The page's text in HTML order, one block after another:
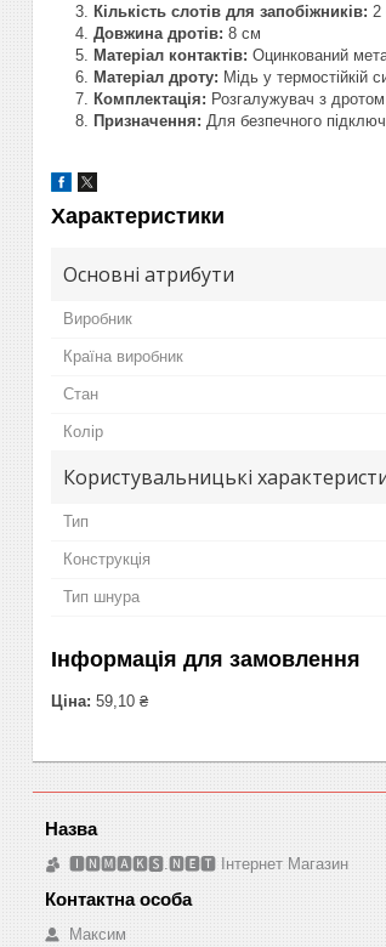
Кількість слотів для запобіжників: 2
Довжина дротів: 8 см
Матеріал контактів: Оцинкований
Матеріал дроту: Мідь у термостійкій
Комплектація: Розгалужувач з
Призначення: Для безпечного
Характеристики
Основні атрибути
Виробник
Країна виробник
Стан
Колір
Користувальницькі
Тип
Конструкція
Тип шнура
Інформація для замовлення
Ціна: 59,10 ₴
🅸🅽🅼🅰🅺🆂.🅽🅴🆃 Інтернет Магазин
Максим